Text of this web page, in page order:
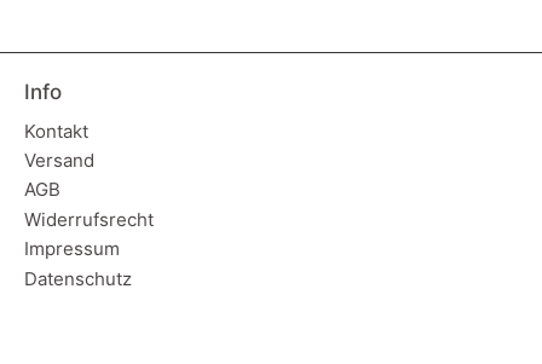
Info
Kontakt
Versand
AGB
Widerrufsrecht
Impressum
Datenschutz